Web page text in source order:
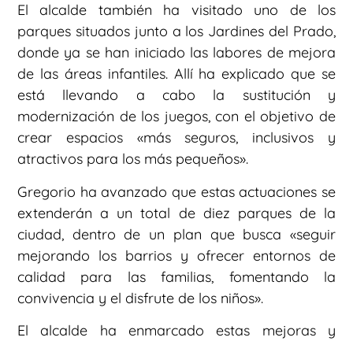
El alcalde también ha visitado uno de los
parques situados junto a los Jardines del Prado,
donde ya se han iniciado las labores de mejora
de las áreas infantiles. Allí ha explicado que se
está llevando a cabo la sustitución y
modernización de los juegos, con el objetivo de
crear espacios «más seguros, inclusivos y
atractivos para los más pequeños».
Gregorio ha avanzado que estas actuaciones se
extenderán a un total de diez parques de la
ciudad, dentro de un plan que busca «seguir
mejorando los barrios y ofrecer entornos de
calidad para las familias, fomentando la
convivencia y el disfrute de los niños».
El alcalde ha enmarcado estas mejoras y